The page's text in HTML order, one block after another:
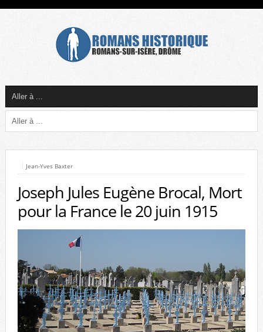
Jean-Yves Baxter
Joseph Jules Eugène Brocal, Mort
pour la France le 20 juin 1915